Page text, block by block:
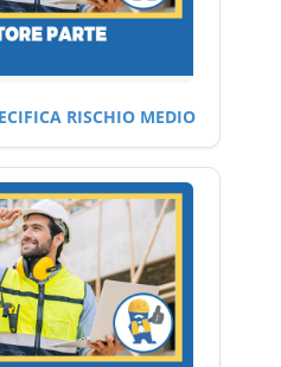
RISCHIO MEDIO